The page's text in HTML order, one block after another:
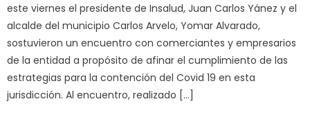
milf
in
squirting,
आपक
न
ह
este viernes el presidente de Insalud, Juan Carlos Yánez y el
alcalde del municipio Carlos Arvelo, Yomar Alvarado,
sostuvieron un encuentro con comerciantes y empresarios
de la entidad a propósito de afinar el cumplimiento de las
estrategias para la contención del Covid 19 en esta
jurisdicción. Al encuentro, realizado […]